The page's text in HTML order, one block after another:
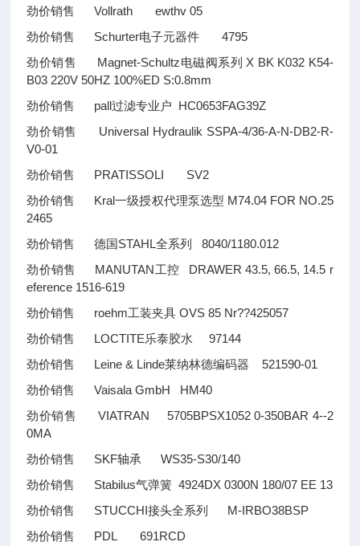
劲价销售 Vollrath ewthv 05
劲价销售 Schurter电子元器件 4795
劲价销售 Magnet-Schultz电磁阀系列 X BK K032 K54-
B03 220V 50HZ 100%ED S:0.8mm
劲价销售 pall过滤专业户 HC0653FAG39Z
劲价销售 Universal Hydraulik SSPA-4/36-A-N-DB2-R-
V0-01
劲价销售 PRATISSOLI SV2
劲价销售 Kral一级授权代理泵选型 M74.04 FOR NO.25
2465
劲价销售 德国STAHL全系列 8040/1180.012
劲价销售 MANUTAN工控 DRAWER 43.5, 66.5, 14.5 r
eference 1516-619
劲价销售 roehm工装夹具 OVS 85 Nr??425057
劲价销售 LOCTITE乐泰胶水 97144
劲价销售 Leine & Linde莱纳林德编码器 521590-01
劲价销售 Vaisala GmbH HM40
劲价销售 VIATRAN 5705BPSX1052 0-350BAR 4--2
0MA
劲价销售 SKF轴承 WS35-S30/140
劲价销售 Stabilus气弹簧 4924DX 0300N 180/07 EE 13
劲价销售 STUCCHI接头全系列 M-IRBO38BSP
劲价销售 PDL 691RCD